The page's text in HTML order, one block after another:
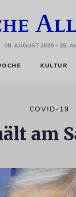
08. AUGUST 2026– 25.
KULTUR
COVID-19
am